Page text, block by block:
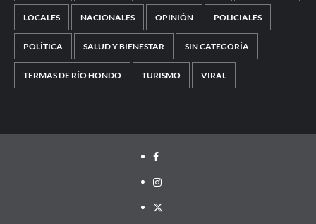
LOCALES NACIONALES OPINIÓN POLICIALES
POLÍTICA SALUD Y BIENESTAR SIN CATEGORÍA
TERMAS DE RÍO HONDO TURISMO VIRAL
Facebook
Instagram
Twitter